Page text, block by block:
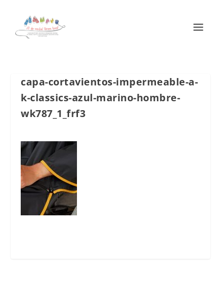
capa-cortavientos-impermeable-a-
k-classics-azul-marino-hombre-
wk787_1_frf3